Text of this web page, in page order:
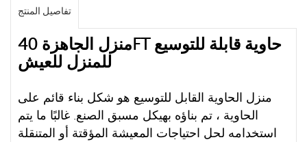
تفاصيل المنتج
منزل الجاهزة 40FT حاوية قابلة للتوسيع
للمنزل للعيش
منزل الحاوية القابل للتوسيع هو شكل بناء قائم على
الحاوية ، تم بناؤه بهيكل مسبق الصنع. غالبًا ما يتم
استخدامه لحل احتياجات المعيشة المؤقتة أو المتنقلة